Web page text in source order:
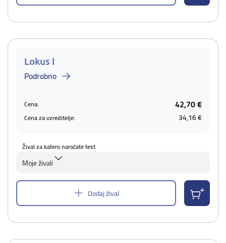
Lokus I
Podrobno
Cena: 42,70 €
Cena za vzreditelje: 34,16 €
Žival za katero naročate test
Moje živali
Dodaj žival